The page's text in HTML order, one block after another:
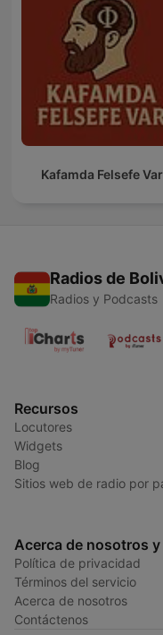
Kafamda Felsefe Var
Radios de
Radios y Podcasts
Recursos
Locutores
Widgets
Blog
Sitios web de radio por
Acerca de nosotros
Política de privacidad
Términos del servicio
Acerca de nosotros
Contáctenos